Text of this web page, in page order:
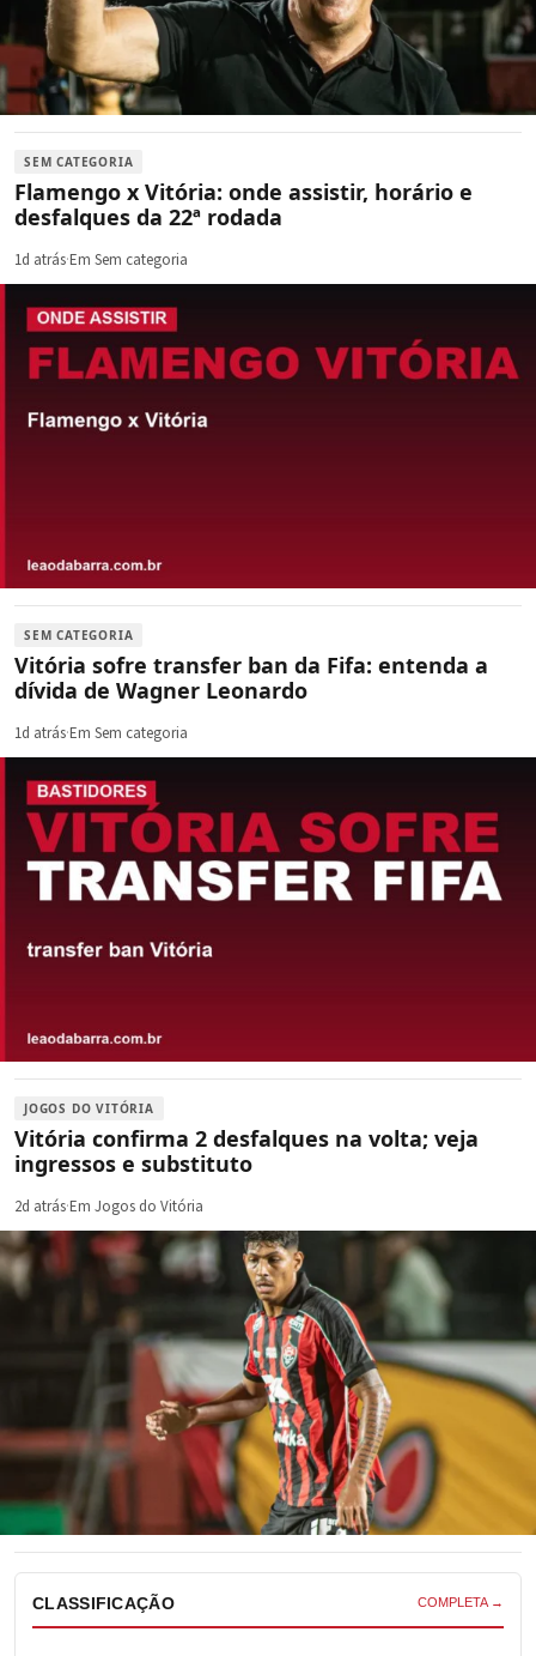
SEM CATEGORIA
Flamengo x Vitória: onde assistir, horário e
desfalques da 22ª rodada
1d atrás·Em Sem categoria
SEM CATEGORIA
Vitória sofre transfer ban da Fifa: entenda a
dívida de Wagner Leonardo
1d atrás·Em Sem categoria
JOGOS DO VITÓRIA
Vitória confirma 2 desfalques na volta; veja
ingressos e substituto
2d atrás·Em Jogos do Vitória
CLASSIFICAÇÃO COMPLETA →